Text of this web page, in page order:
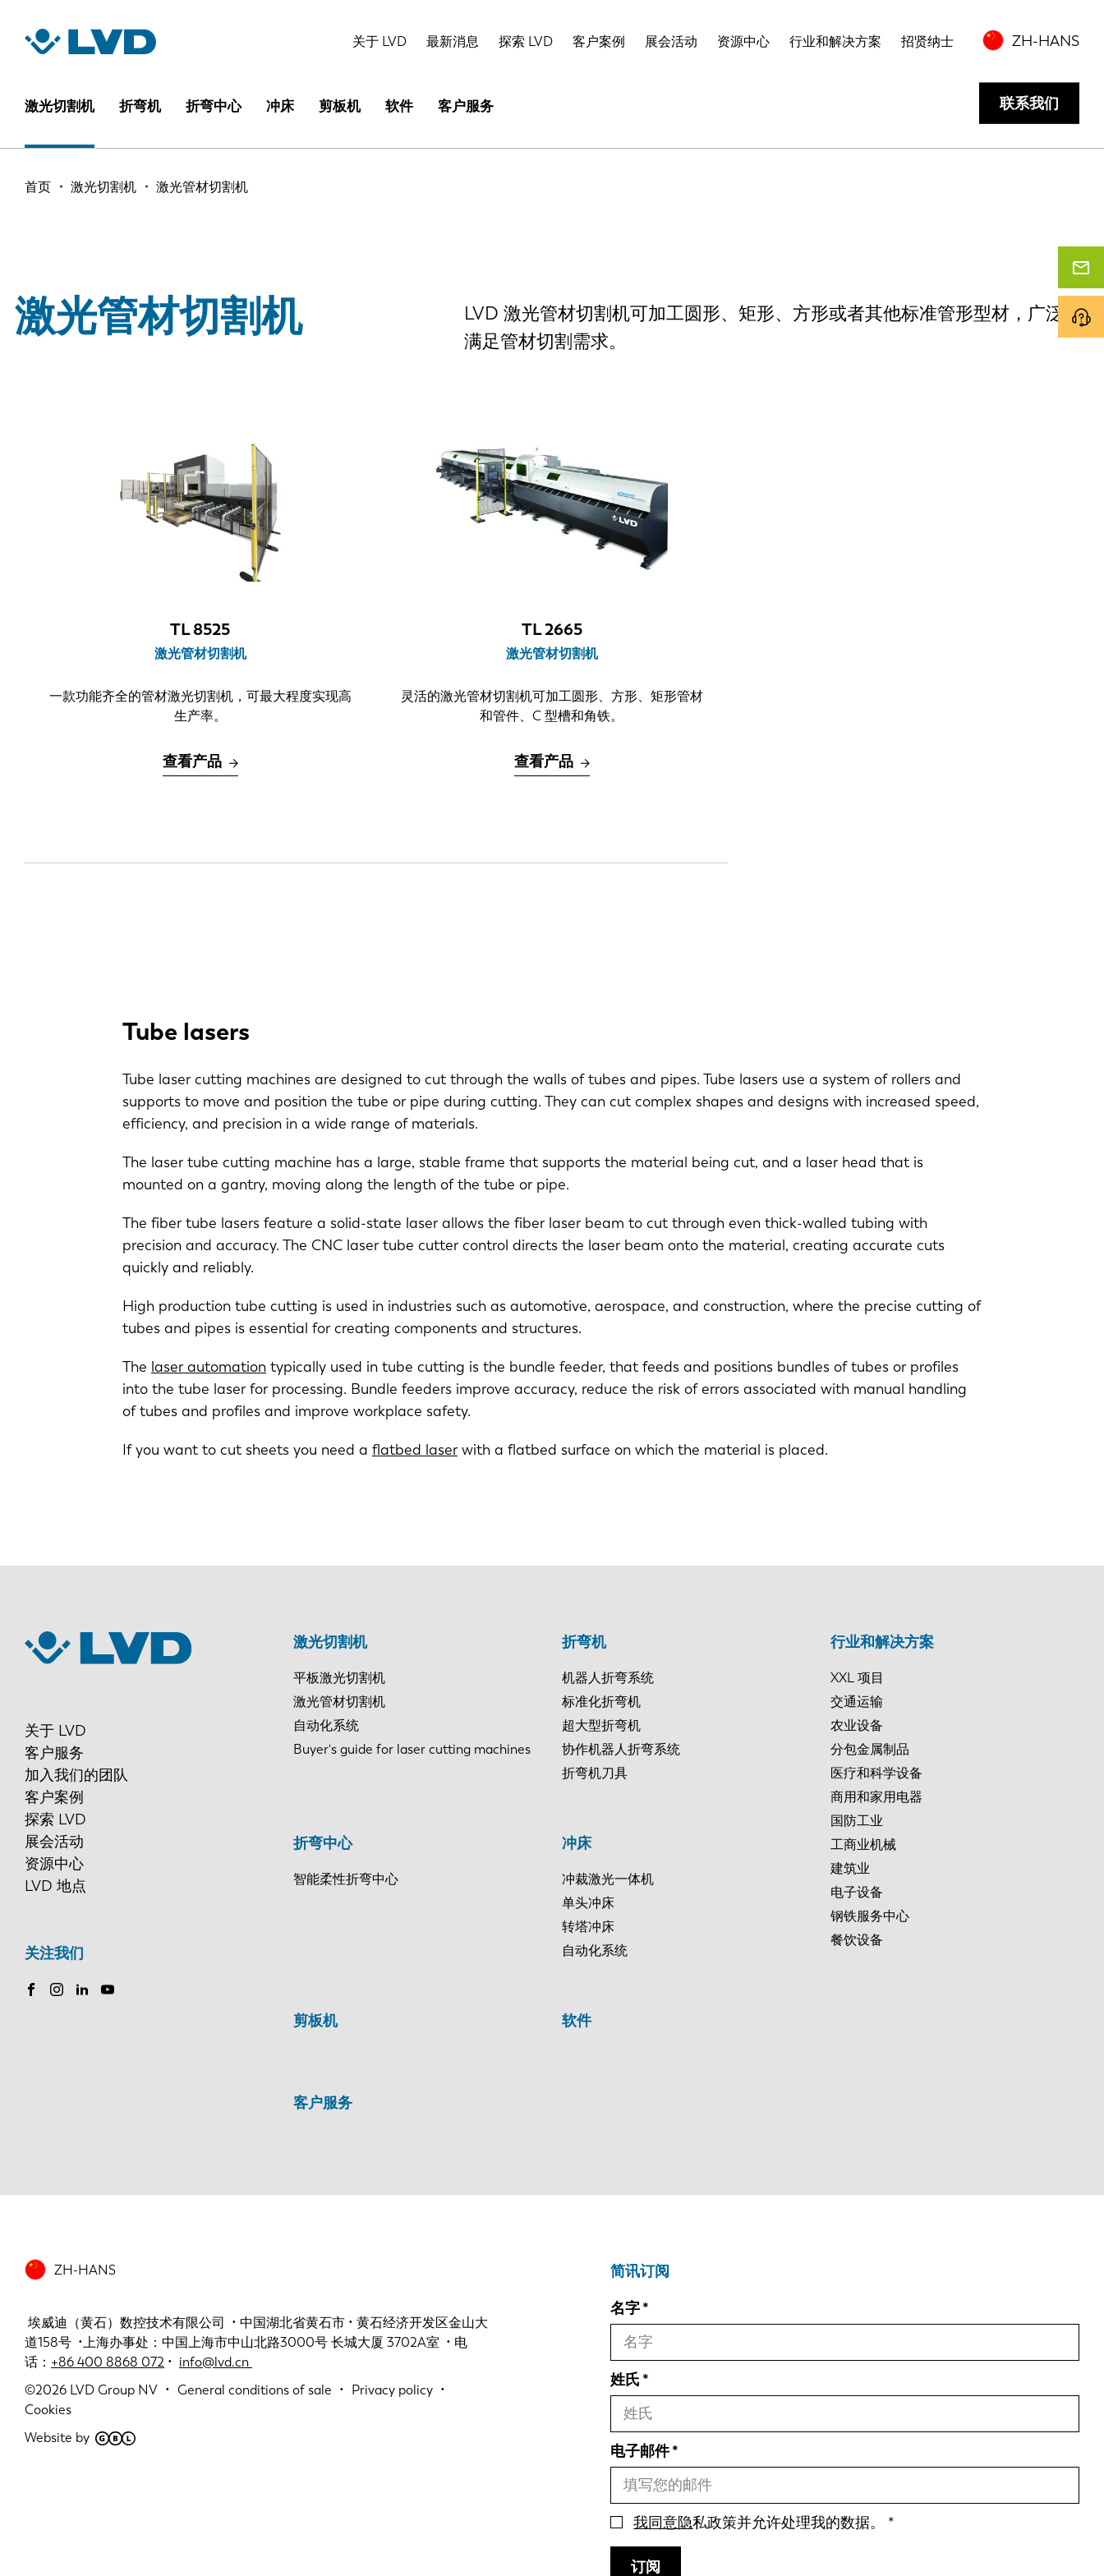
容
关于 LVD 最新消息 探索 LVD 客户案例 展会活动 资源中心 行业和解决方案 招贤纳士 ZH-HANS
激光切割机 折弯机 折弯中心 冲床 剪板机 软件 客户服务 联系我们
面
首页 激光切割机 激光管材切割机
激光管材切割机
LVD 激光管材切割机可加工圆形、矩形、方形或者其他标准管形型材，广泛
满足管材切割需求。
TL 8525
激光管材切割机
一款功能齐全的管材激光切割机，可最大程度实现高
生产率。
查看产品
TL 2665
激光管材切割机
灵活的激光管材切割机可加工圆形、方形、矩形管材
和管件、C 型槽和角铁。
查看产品
Tube lasers
Tube laser cutting machines are designed to cut through the walls of tubes and pipes. Tube lasers use a system of rollers and
supports to move and position the tube or pipe during cutting. They can cut complex shapes and designs with increased speed,
efficiency, and precision in a wide range of materials.
The laser tube cutting machine has a large, stable frame that supports the material being cut, and a laser head that is
mounted on a gantry, moving along the length of the tube or pipe.
The fiber tube lasers feature a solid-state laser allows the fiber laser beam to cut through even thick-walled tubing with
precision and accuracy. The CNC laser tube cutter control directs the laser beam onto the material, creating accurate cuts
quickly and reliably.
High production tube cutting is used in industries such as automotive, aerospace, and construction, where the precise cutting of
tubes and pipes is essential for creating components and structures.
The laser automationtypically used in tube cutting is the bundle feeder, that feeds and positions bundles of tubes or profiles
into the tube laser for processing. Bundle feeders improve accuracy, reduce the risk of errors associated with manual handling
of tubes and profiles and improve workplace safety.
If you want to cut sheets you need a flatbed laserwith a flatbed surface on which the material is placed.
关于 LVD
客户服务
加入我们的团队
客户案例
探索 LVD
展会活动
资源中心
LVD 地点
关注我们
激光切割机
平板激光切割机
激光管材切割机
自动化系统
Buyer's guide for laser cutting machines
折弯机
机器人折弯系统
标准化折弯机
超大型折弯机
协作机器人折弯系统
折弯机刀具
折弯中心
智能柔性折弯中心
冲床
冲裁激光一体机
单头冲床
转塔冲床
自动化系统
剪板机 软件
客户服务
行业和解决方案
XXL 项目
交通运输
农业设备
分包金属制品
医疗和科学设备
商用和家用电器
国防工业
工商业机械
建筑业
电子设备
钢铁服务中心
餐饮设备
ZH-HANS
埃威迪（黄石）数控技术有限公司 • 中国湖北省黄石市 • 黄石经济开发区金山大
道158号 •上海办事处：中国上海市中山北路3000号 长城大厦 3702A室 • 电
话： +86 400 8868 072 • info@lvd.cn
©2026 LVD Group NV General conditions of sale
Privacy policy
Cookies
Website by
简讯订阅
名字
姓氏
电子邮件
我同意隐私政策并允许处理我的数据。
订阅